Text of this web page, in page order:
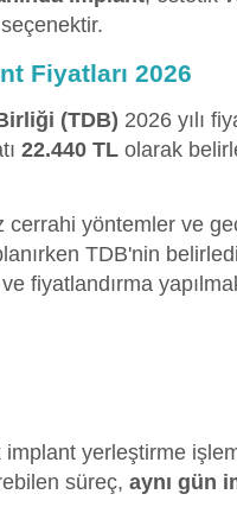
Fiyatları 2026
(TDB) 2026 yılı
22.440 TL olarak
yöntemler ve
TDB'nin
fiyatlandırma
yerleştirme
süreç, aynı gün